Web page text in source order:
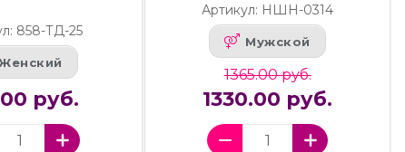
858-ТД-25
Женский
руб.
Артикул: НШН-0314
Мужской
1365.00 руб.
1330.00 руб.